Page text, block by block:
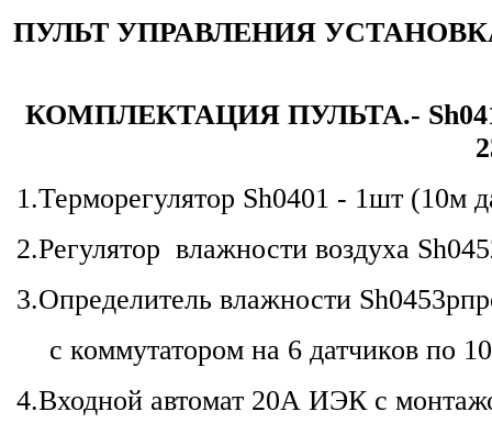
ПУЛЬТ УПРАВЛЕНИЯ
КОМПЛЕКТАЦИЯ ПУЛЬТА.-
1.Терморегулятор Sh0401 - 1шт
2.Регулятор влажности
3.Определитель влажности Sh0453p
c коммутатором на 6
4.Входной автомат